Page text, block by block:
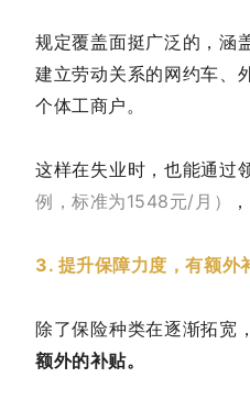
规定覆盖面挺广泛的，涵
建立劳动关系的网约车、
个体工商户。
这样在失业时，也能通过
例，标准为1548元/月）
3. 提升保障力度，有额外
除了保险种类在逐渐拓宽
额外的补贴。